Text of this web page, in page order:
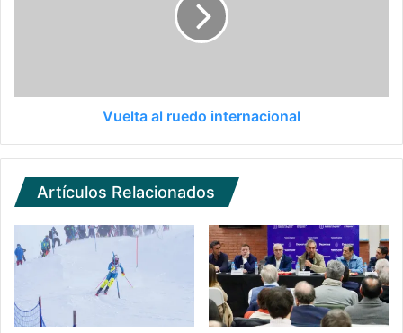
Vuelta al ruedo internacional
Artículos Relacionados